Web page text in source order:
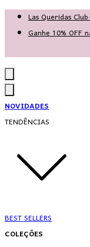
Las Queridas
Ganhe 10% OFF
NOVIDADES
TENDÊNCIAS
BEST SELLERS
COLEÇÕES